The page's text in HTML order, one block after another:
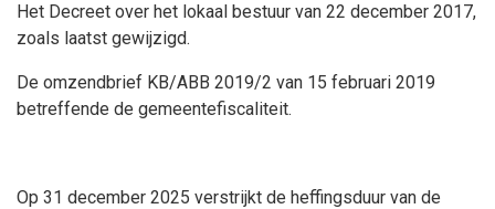
Het Decreet over het lokaal bestuur van 22 december 2017,
zoals laatst gewijzigd.
De omzendbrief KB/ABB 2019/2 van 15 februari 2019
betreffende de gemeentefiscaliteit.
Op 31 december 2025 verstrijkt de heffingsduur van de